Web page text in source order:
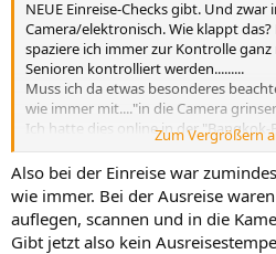
NEUE Einreise-Checks gibt. Und zwar
Camera/elektronisch. Wie klappt
spaziere ich immer zur Kontrolle
Senioren kontrolliert werden.........
Muss ich da etwas besonderes
wie immer mit...."in die Camera
Ich hatte dies online in der
da nicht genau beschrieben.......
Zum Vergrößern
Also bei der Einreise war
wie immer. Bei der Ausreise
auflegen, scannen und in die
Gibt jetzt also kein